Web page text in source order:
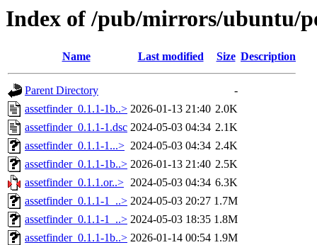
Index of /pub/mirrors/ubuntu/
Name Last modified Size Description
Parent Directory
-
assetfinder_0.1.1-1b..> 2026-01-13 21:40 2.0K
assetfinder_0.1.1-1.dsc 2024-05-03 04:34 2.1K
assetfinder_0.1.1-1...> 2024-05-03 04:34 2.4K
assetfinder_0.1.1-1b..> 2026-01-13 21:40 2.5K
assetfinder_0.1.1.or..> 2024-05-03 04:34 6.3K
assetfinder_0.1.1-1_..> 2024-05-03 20:27 1.7M
assetfinder_0.1.1-1_..> 2024-05-03 18:35 1.8M
assetfinder_0.1.1-1b..> 2026-01-14 00:54 1.9M